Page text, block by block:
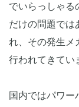
でいらっしゃる
だけの問題では
れ、その発生メ
行われてきてい
国内ではパワー